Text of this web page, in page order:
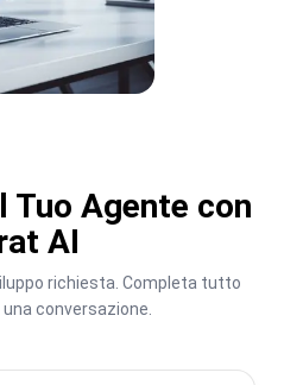
Tuo Agente con
AI
richiesta. Completa tutto
conversazione.